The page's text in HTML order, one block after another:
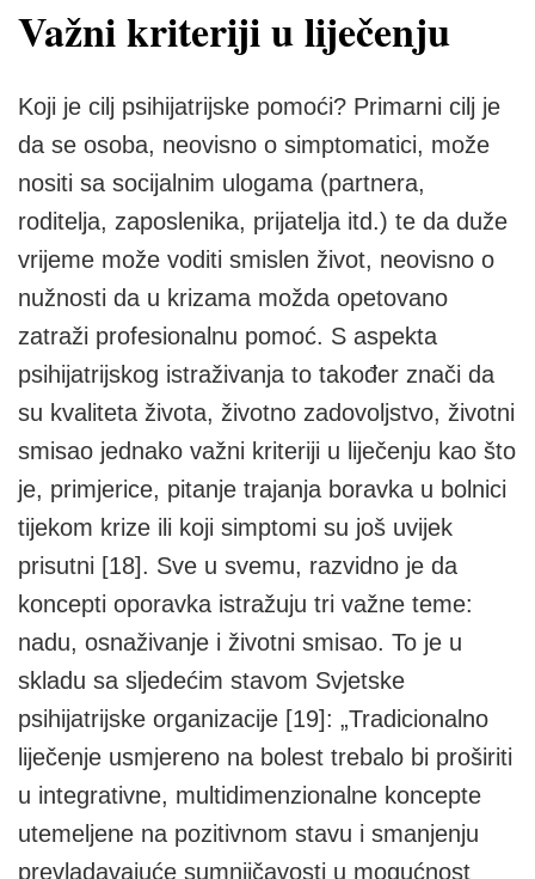
Važni kriteriji u liječenju
Koji je cilj psihijatrijske pomoći? Primarni cilj je
da se osoba, neovisno o simptomatici, može
nositi sa socijalnim ulogama (partnera,
roditelja, zaposlenika, prijatelja itd.) te da duže
vrijeme može voditi smislen život, neovisno o
nužnosti da u krizama možda opetovano
zatraži profesionalnu pomoć. S aspekta
psihijatrijskog istraživanja to također znači da
su kvaliteta života, životno zadovoljstvo, životni
smisao jednako važni kriteriji u liječenju kao što
je, primjerice, pitanje trajanja boravka u bolnici
tijekom krize ili koji simptomi su još uvijek
prisutni [18]. Sve u svemu, razvidno je da
koncepti oporavka istražuju tri važne teme:
nadu, osnaživanje i životni smisao. To je u
skladu sa sljedećim stavom Svjetske
psihijatrijske organizacije [19]: „Tradicionalno
liječenje usmjereno na bolest trebalo bi proširiti
u integrativne, multidimenzionalne koncepte
utemeljene na pozitivnom stavu i smanjenju
prevladavajuće sumnjičavosti u mogućnost